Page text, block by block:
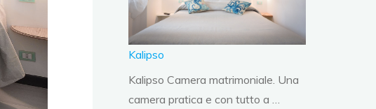
Kalipso
Kalipso Camera matrimoniale. Una
camera pratica e con tutto a …